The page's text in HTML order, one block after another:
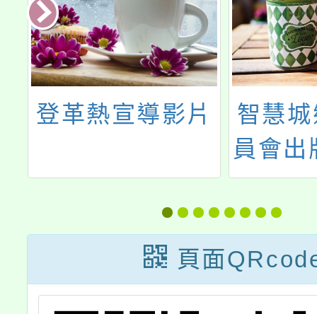
登革熱宣導影片
智慧
員會
園市
告(中
頁面